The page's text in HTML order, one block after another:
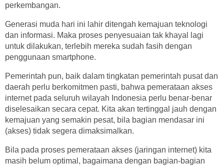
perkembangan.
Generasi muda hari ini lahir ditengah kemajuan teknologi
dan informasi. Maka proses penyesuaian tak khayal lagi
untuk dilakukan, terlebih mereka sudah fasih dengan
penggunaan smartphone.
Pemerintah pun, baik dalam tingkatan pemerintah pusat dan
daerah perlu berkomitmen pasti, bahwa pemerataan akses
internet pada seluruh wilayah Indonesia perlu benar-benar
diselesaikan secara cepat. Kita akan tertinggal jauh dengan
kemajuan yang semakin pesat, bila bagian mendasar ini
(akses) tidak segera dimaksimalkan.
Bila pada proses pemerataan akses (jaringan internet) kita
masih belum optimal, bagaimana dengan bagian-bagian